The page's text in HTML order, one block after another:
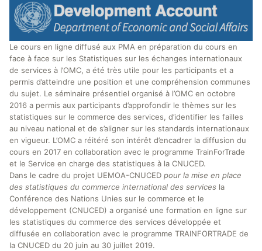
Le cours en ligne diffusé aux PMA en préparation du cours en
face à face sur les Statistiques sur les échanges internationaux
de services à l’OMC, a été très utile pour les participants et a
permis d’atteindre une position et une compréhension communes
du sujet. Le séminaire présentiel organisé à l’OMC en octobre
2016 a permis aux participants d’approfondir le thèmes sur les
statistiques sur le commerce des services, d’identifier les failles
au niveau national et de s’aligner sur les standards internationaux
en vigueur. L’OMC a réitéré son intérêt d’encadrer la diffusion du
cours en 2017 en collaboration avec le programme TrainForTrade
et le Service en charge des statistiques à la CNUCED.
Dans le cadre du projet UEMOA-CNUCED pour la mise en place
des statistiques du commerce international des services la
Conférence des Nations Unies sur le commerce et le
développement (CNUCED) a organisé une formation en ligne sur
les statistiques du commerce des services développée et
diffusée en collaboration avec le programme TRAINFORTRADE de
la CNUCED du 20 juin au 30 juillet 2019.